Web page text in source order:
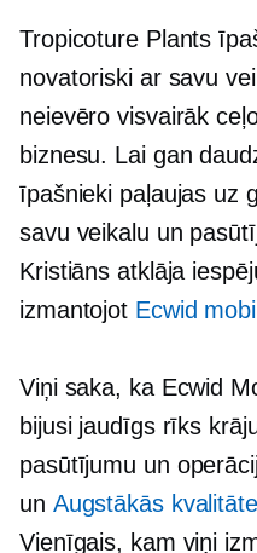
Tropicoture Plants
novatoriski ar savu
neievērovisvairāk
biznesu. Lai gan
īpašnieki paļaujas uz
savu veikalu un
Kristiāns atklāja
izmantojot Ecwid
Viņi saka, ka Ecwid
bijusi jaudīgs rīks
pasūtījumu un
un Augstākās
Vienīgais, kam viņi